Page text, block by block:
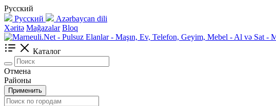
Русский
Русский
Azərbaycan dili
Xəritə Mağazalar Bloq
Каталог
Отмена
Районы
Применить